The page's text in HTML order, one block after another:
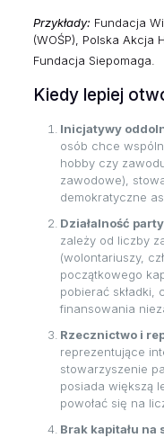
Przykłady: Fundacja
(WOŚP), Polska Akcja
Fundacja Siepomaga.
Kiedy lepiej
Inicjatywy
osób chce
hobby czy
zawodowe),
demokratyczne
Działalność
zależy od liczby
(wolontariuszy,
początkowego
pobierać składki,
finansowania
Rzecznictwo i
reprezentujące
stowarzyszenie
posiada większą
powołać się na
Brak kapitału na